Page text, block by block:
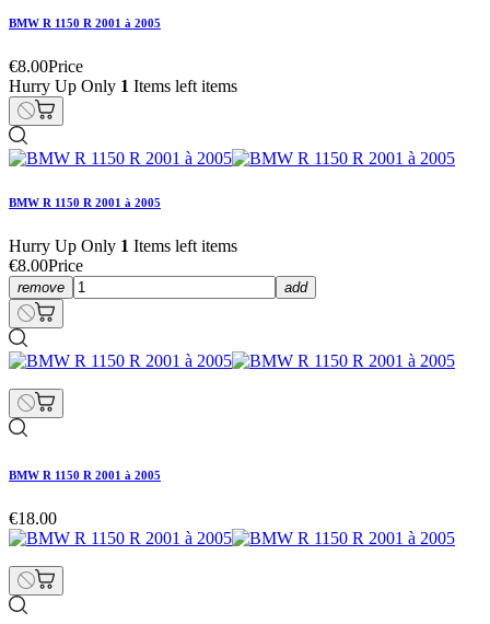
BMW R 1150 R 2001 à 2005
€8.00Price
Hurry Up Only 1 Items left items
BMW R 1150 R 2001 à 2005
Hurry Up Only 1 Items left items
€8.00Price
remove add
BMW R 1150 R 2001 à 2005
€18.00